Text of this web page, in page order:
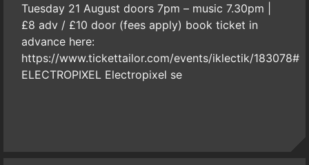
Tuesday 21 August doors 7pm – music 7.30pm |
£8 adv / £10 door (fees apply) book ticket in
advance here:
https://www.tickettailor.com/events/iklectik/183078#
ELECTROPIXEL Electropixel se